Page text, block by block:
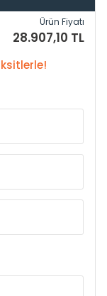
Ürün Fiyatı
28.907,10 TL